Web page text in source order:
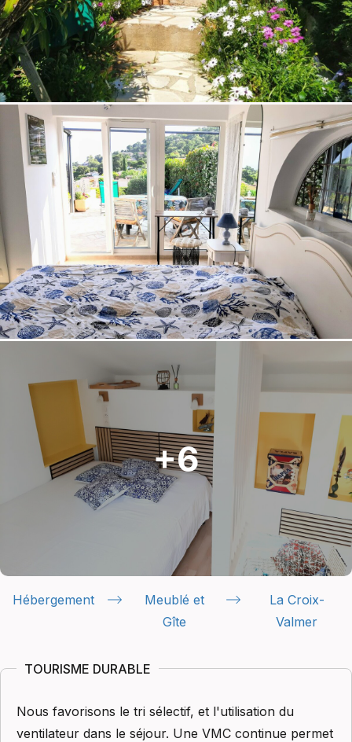
Hébergement
Meublé et
Gîte
La Croix-
Valmer
TOURISME DURABLE
Nous favorisons le tri sélectif, et l'utilisation du
ventilateur dans le séjour. Une VMC continue permet